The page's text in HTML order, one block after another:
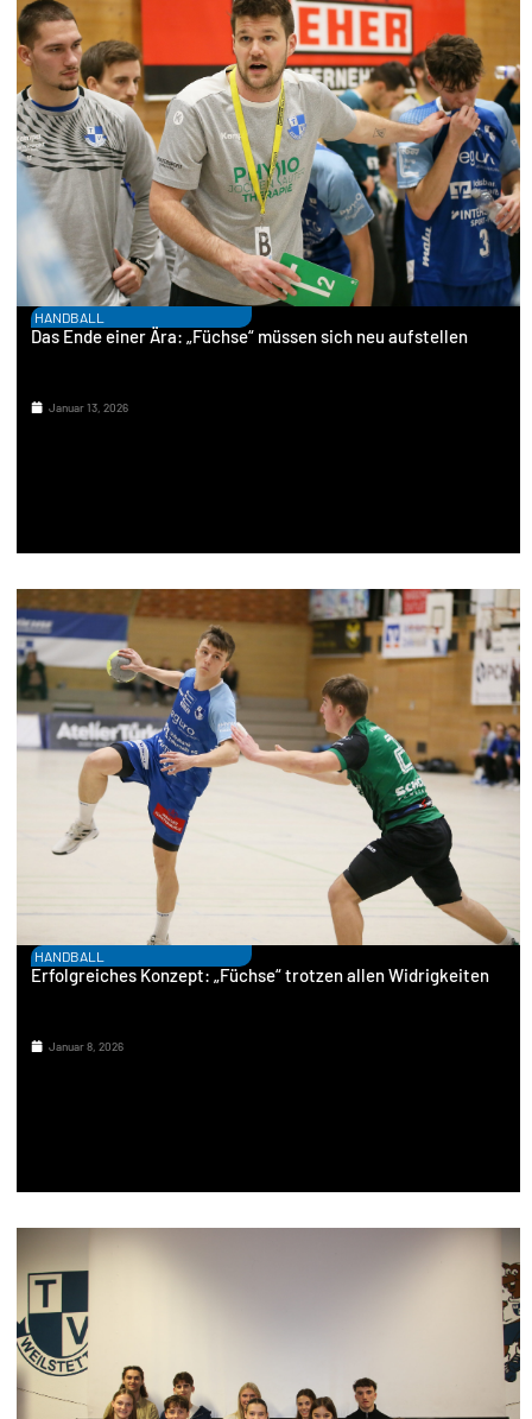
HANDBALL
Das Ende einer Ära: „Füchse“ müssen sich neu aufstellen
Januar 13, 2026
HANDBALL
Erfolgreiches Konzept: „Füchse“ trotzen allen Widrigkeiten
Januar 8, 2026